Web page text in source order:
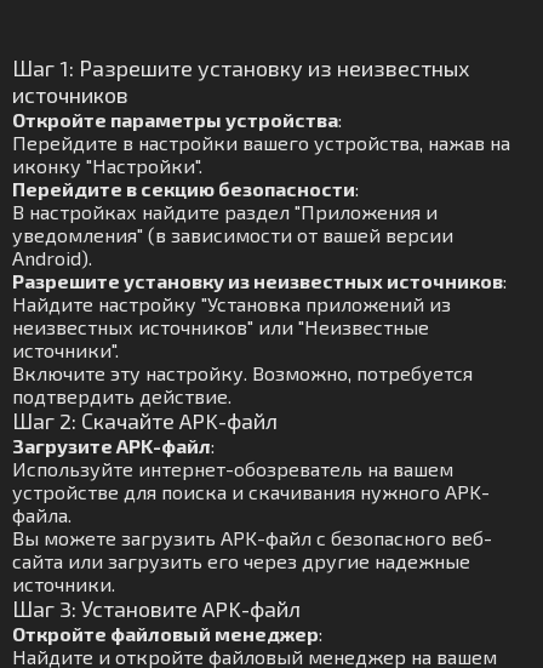
Шаг 1: Разрешите установку из неизвестных
источников
Откройте параметры устройства:
Перейдите в настройки вашего устройства, нажав на
иконку "Настройки".
Перейдите в секцию безопасности:
В настройках найдите раздел "Приложения и
уведомления" (в зависимости от вашей версии
Android).
Разрешите установку из неизвестных источников:
Найдите настройку "Установка приложений из
неизвестных источников" или "Неизвестные
источники".
Включите эту настройку. Возможно, потребуется
подтвердить действие.
Шаг 2: Скачайте APK-файл
Загрузите APK-файл:
Используйте интернет-обозреватель на вашем
устройстве для поиска и скачивания нужного APK-
файла.
Вы можете загрузить APK-файл с безопасного веб-
сайта или загрузить его через другие надежные
источники.
Шаг 3: Установите APK-файл
Откройте файловый менеджер:
Найдите и откройте файловый менеджер на вашем